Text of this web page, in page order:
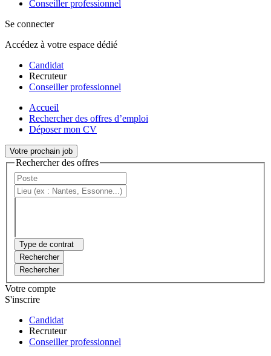
Conseiller professionnel
Se connecter
Accédez à votre espace dédié
Candidat
Recruteur
Conseiller professionnel
Accueil
Rechercher des offres d’emploi
Déposer mon CV
Votre prochain job
Rechercher des offres
Type de contrat
Rechercher
Rechercher
Votre compte
S'inscrire
Candidat
Recruteur
Conseiller professionnel